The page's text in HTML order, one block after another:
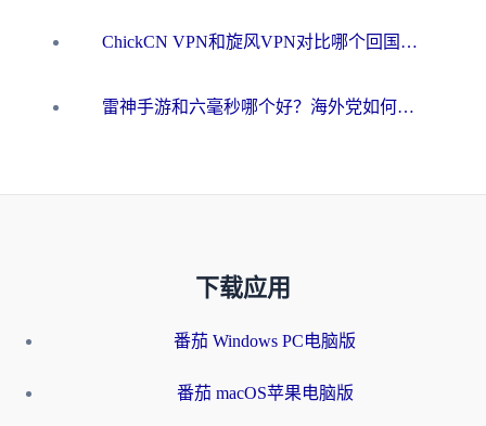
ChickCN VPN和旋风VPN对比哪个回国效果更好？海外用户的选择困境与出路
雷神手游和六毫秒哪个好？海外党如何真正解锁国内资源
下载应用
番茄 Windows PC电脑版
番茄 macOS苹果电脑版